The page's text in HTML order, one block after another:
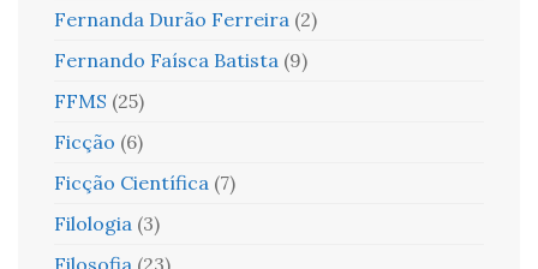
Fernanda Durão Ferreira (2)
Fernando Faísca Batista (9)
FFMS (25)
Ficção (6)
Ficção Científica (7)
Filologia (3)
Filosofia (23)